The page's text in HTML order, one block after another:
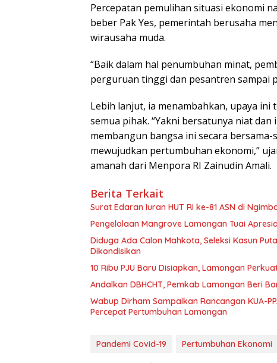
Percepatan pemulihan situasi ekonomi
beber Pak Yes, pemerintah berusaha
wirausaha muda.
“Baik dalam hal penumbuhan minat,
perguruan tinggi dan pesantren sampai
Lebih lanjut, ia menambahkan, upaya
semua pihak. “Yakni bersatunya niat
membangun bangsa ini secara
mewujudkan pertumbuhan ekonomi,”
amanah dari Menpora RI Zainudin Amali.
Berita Terkait
Surat Edaran Iuran HUT RI ke-81 ASN di
Pengelolaan Mangrove Lamongan Tuai
Diduga Ada Calon Mahkota, Seleksi Kasun
Dikondisikan
10 Ribu PJU Baru Disiapkan, Lamongan
Andalkan DBHCHT, Pemkab Lamongan Beri
Wabup Dirham Sampaikan Rancangan KUA-
Percepat Pertumbuhan Lamongan
Pandemi Covid-19 Pertumbuhan Ekonomi